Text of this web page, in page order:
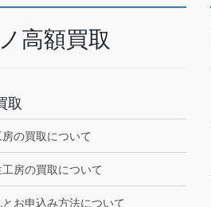
高額買取
取
の買取について
房の買取について
お申込み方法について